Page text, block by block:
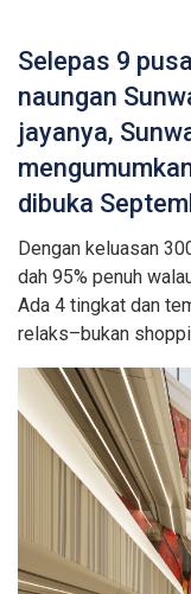
Selepas 9
naungan
jayanya,
dibuka
Dengan keluasan
dah 95% penuh
Ada 4 tingkat dan
relaks–bukan